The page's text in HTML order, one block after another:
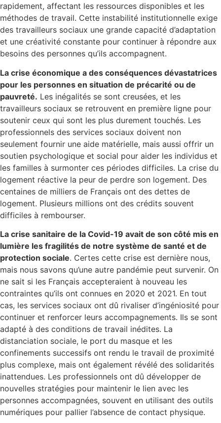
rapidement, affectant les ressources disponibles et les
méthodes de travail. Cette instabilité institutionnelle exige
des travailleurs sociaux une grande capacité d’adaptation
et une créativité constante pour continuer à répondre aux
besoins des personnes qu’ils accompagnent.
La crise économique a des conséquences dévastatrices
pour les personnes en situation de précarité ou de
pauvreté. Les inégalités se sont creusées, et les
travailleurs sociaux se retrouvent en première ligne pour
soutenir ceux qui sont les plus durement touchés. Les
professionnels des services sociaux doivent non
seulement fournir une aide matérielle, mais aussi offrir un
soutien psychologique et social pour aider les individus et
les familles à surmonter ces périodes difficiles. La crise du
logement réactive la peur de perdre son logement. Des
centaines de milliers de Français ont des dettes de
logement. Plusieurs millions ont des crédits souvent
difficiles à rembourser.
La crise sanitaire de la Covid-19 avait de son côté mis en
lumière les fragilités de notre système de santé et de
protection sociale. Certes cette crise est dernière nous,
mais nous savons qu’une autre pandémie peut survenir. On
ne sait si les Français accepteraient à nouveau les
contraintes qu’ils ont connues en 2020 et 2021. En tout
cas, les services sociaux ont dû rivaliser d’ingéniosité pour
continuer et renforcer leurs accompagnements. Ils se sont
adapté à des conditions de travail inédites. La
distanciation sociale, le port du masque et les
confinements successifs ont rendu le travail de proximité
plus complexe, mais ont également révélé des solidarités
inattendues. Les professionnels ont dû développer de
nouvelles stratégies pour maintenir le lien avec les
personnes accompagnées, souvent en utilisant des outils
numériques pour pallier l’absence de contact physique.